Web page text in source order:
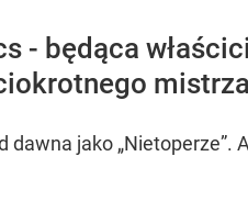
- będąca
jako „Nietoperze”.